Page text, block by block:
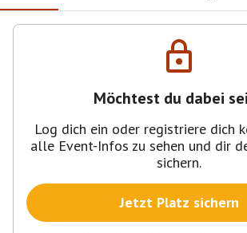
Möchtest du dabei
Log dich ein oder registriere dich
alle Event-Infos zu sehen und dir
sichern.
Jetzt Platz sichern